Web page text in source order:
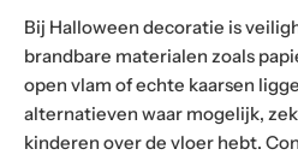
Bij Halloween decoratie is
brandbare materialen zoals
open vlam of echte kaarsen
alternatieven waar mogelijk,
kinderen over de vloer hebt.